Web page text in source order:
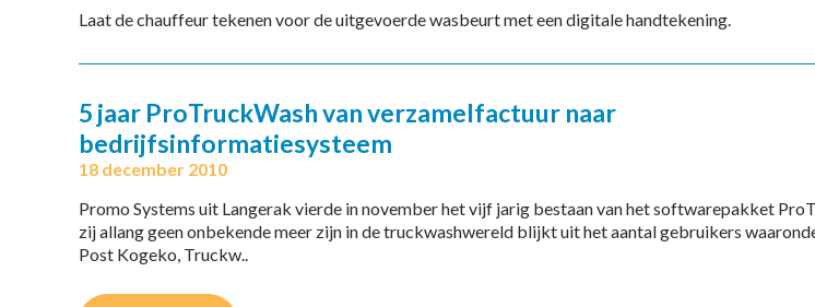
Laat de chauffeur tekenen voor de uitgevoerde wasbeurt met een digitale handtekening.
5 jaar ProTruckWash van verzamelfactuur naar
bedrijfsinformatiesysteem
18 december 2010
Promo Systems uit Langerak vierde in november het vijf jarig bestaan van het softwarepakket
zij allang geen onbekende meer zijn in de truckwashwereld blijkt uit het aantal gebruikers
Post Kogeko, Truckw..